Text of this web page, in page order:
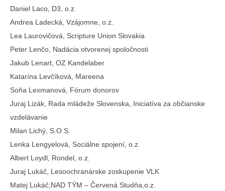
Daniel Laco, D3, o.z.
Andrea Ladecká, Vzájomne, o.z.
Lea Laurovičová, Scripture Union Slovakia
Peter Lenčo, Nadácia otvorenej spoločnosti
Jakub Lenart, OZ Kandelaber
Katarína Levčíková, Mareena
Soňa Lexmanová, Fórum donorov
Juraj Lizák, Rada mládeže Slovenska, Iniciatíva za občianske
vzdelávanie
Milan Lichý, S.O.S.
Lenka Lengyelová, Sociálne spojení, o.z.
Albert Loydl, Rondel, o.z.
Juraj Lukáč, Lesoochranárske zoskupenie VLK
Matej Lukáč,NAD TÝM – Červená Studňa,o.z.